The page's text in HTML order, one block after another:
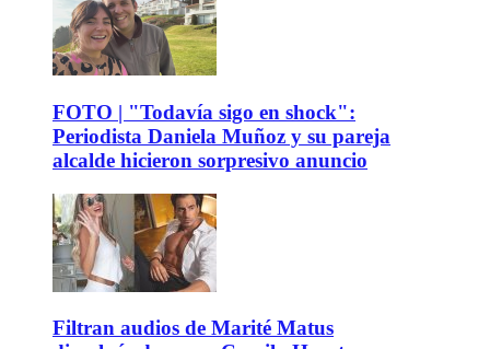
FOTO | "Todavía sigo en shock":
Periodista Daniela Muñoz y su pareja
alcalde hicieron sorpresivo anuncio
Filtran audios de Marité Matus